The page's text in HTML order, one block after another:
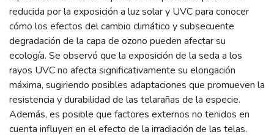
reducida por la exposición a luz solar y UVC para conocer
cómo los efectos del cambio climático y subsecuente
degradación de la capa de ozono pueden afectar su
ecología. Se observó que la exposición de la seda a los
rayos UVC no afecta significativamente su elongación
máxima, sugiriendo posibles adaptaciones que promueven la
resistencia y durabilidad de las telarañas de la especie.
Además, es posible que factores externos no tenidos en
cuenta influyen en el efecto de la irradiación de las telas.